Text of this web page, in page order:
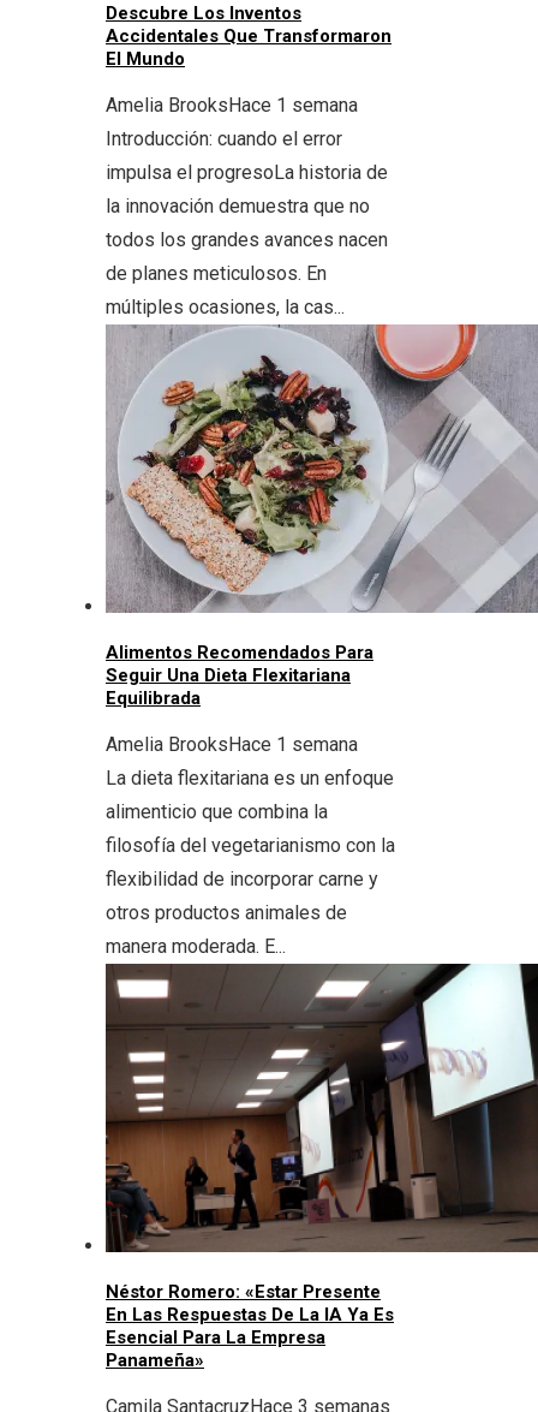
Descubre Los Inventos
Accidentales Que Transformaron
El Mundo
Amelia BrooksHace 1 semana
Introducción: cuando el error
impulsa el progresoLa historia de
la innovación demuestra que no
todos los grandes avances nacen
de planes meticulosos. En
múltiples ocasiones, la cas...
Alimentos Recomendados Para
Seguir Una Dieta Flexitariana
Equilibrada
Amelia BrooksHace 1 semana
La dieta flexitariana es un enfoque
alimenticio que combina la
filosofía del vegetarianismo con la
flexibilidad de incorporar carne y
otros productos animales de
manera moderada. E...
Néstor Romero: «Estar Presente
En Las Respuestas De La IA Ya Es
Esencial Para La Empresa
Panameña»
Camila SantacruzHace 3 semanas